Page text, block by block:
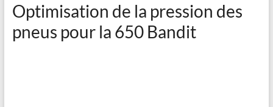
Optimisation de la pression des
pneus pour la 650 Bandit